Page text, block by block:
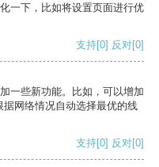
一下，比如将设置页面进行优
支持[0] 反对[0]
一些新功能。比如，可以增加
网络情况自动选择最优的线
支持[0] 反对[0]